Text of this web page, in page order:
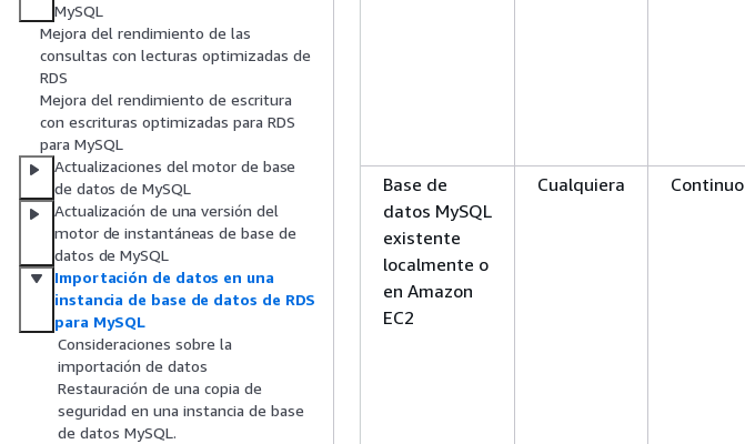
MySQL
Mejora del rendimiento de las
consultas con lecturas optimizadas de
RDS
Mejora del rendimiento de escritura
con escrituras optimizadas para RDS
para MySQL
Actualizaciones del motor de base
de datos de MySQL
Actualización de una versión del
motor de instantáneas de base de
datos de MySQL
Importación de datos en una
instancia de base de datos de RDS
para MySQL
Consideraciones sobre la
importación de datos
Restauración de una copia de
seguridad en una instancia de base
de datos MySQL.
Base de
datos MySQL
existente
localmente o
en Amazon
EC2
Cualquiera Continuo